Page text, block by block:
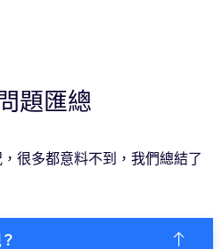
題匯總
很多都意料不到，我們總結了